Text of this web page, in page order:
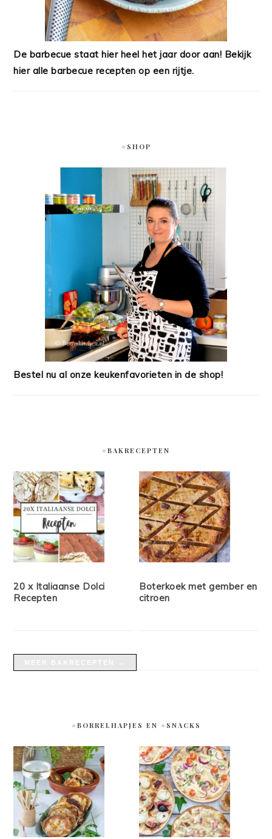
De barbecue staat hier heel het jaar door aan! Bekijk
hier alle barbecue recepten op een rijtje.
#SHOP
Bestel nu al onze keukenfavorieten in de shop!
#BAKRECEPTEN
20 x Italiaanse Dolci
Recepten
Boterkoek met gember en
citroen
#BORRELHAPJES EN #SNACKS